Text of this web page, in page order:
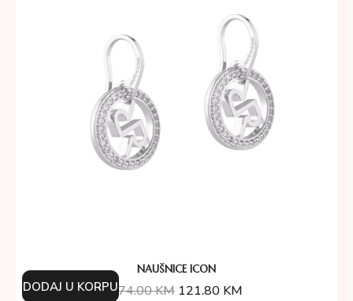
NAUŠNICE ICON
174.00KM 121.80 KM
DODAJ U KORPU